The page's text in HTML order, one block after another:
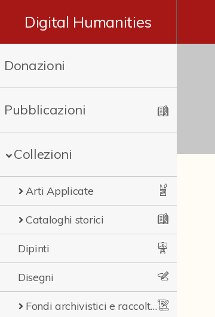
Digital Humanities
Donazioni
Pubblicazioni
Collezioni
Arti Applicate
Cataloghi storici
Dipinti
Disegni
Fondi archivistici e raccolte documentarie